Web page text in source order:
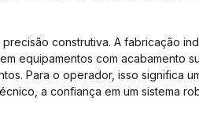
construtiva. A fabricação
equipamentos com acabamento
Para o operador, isso significa
a confiança em um sistema